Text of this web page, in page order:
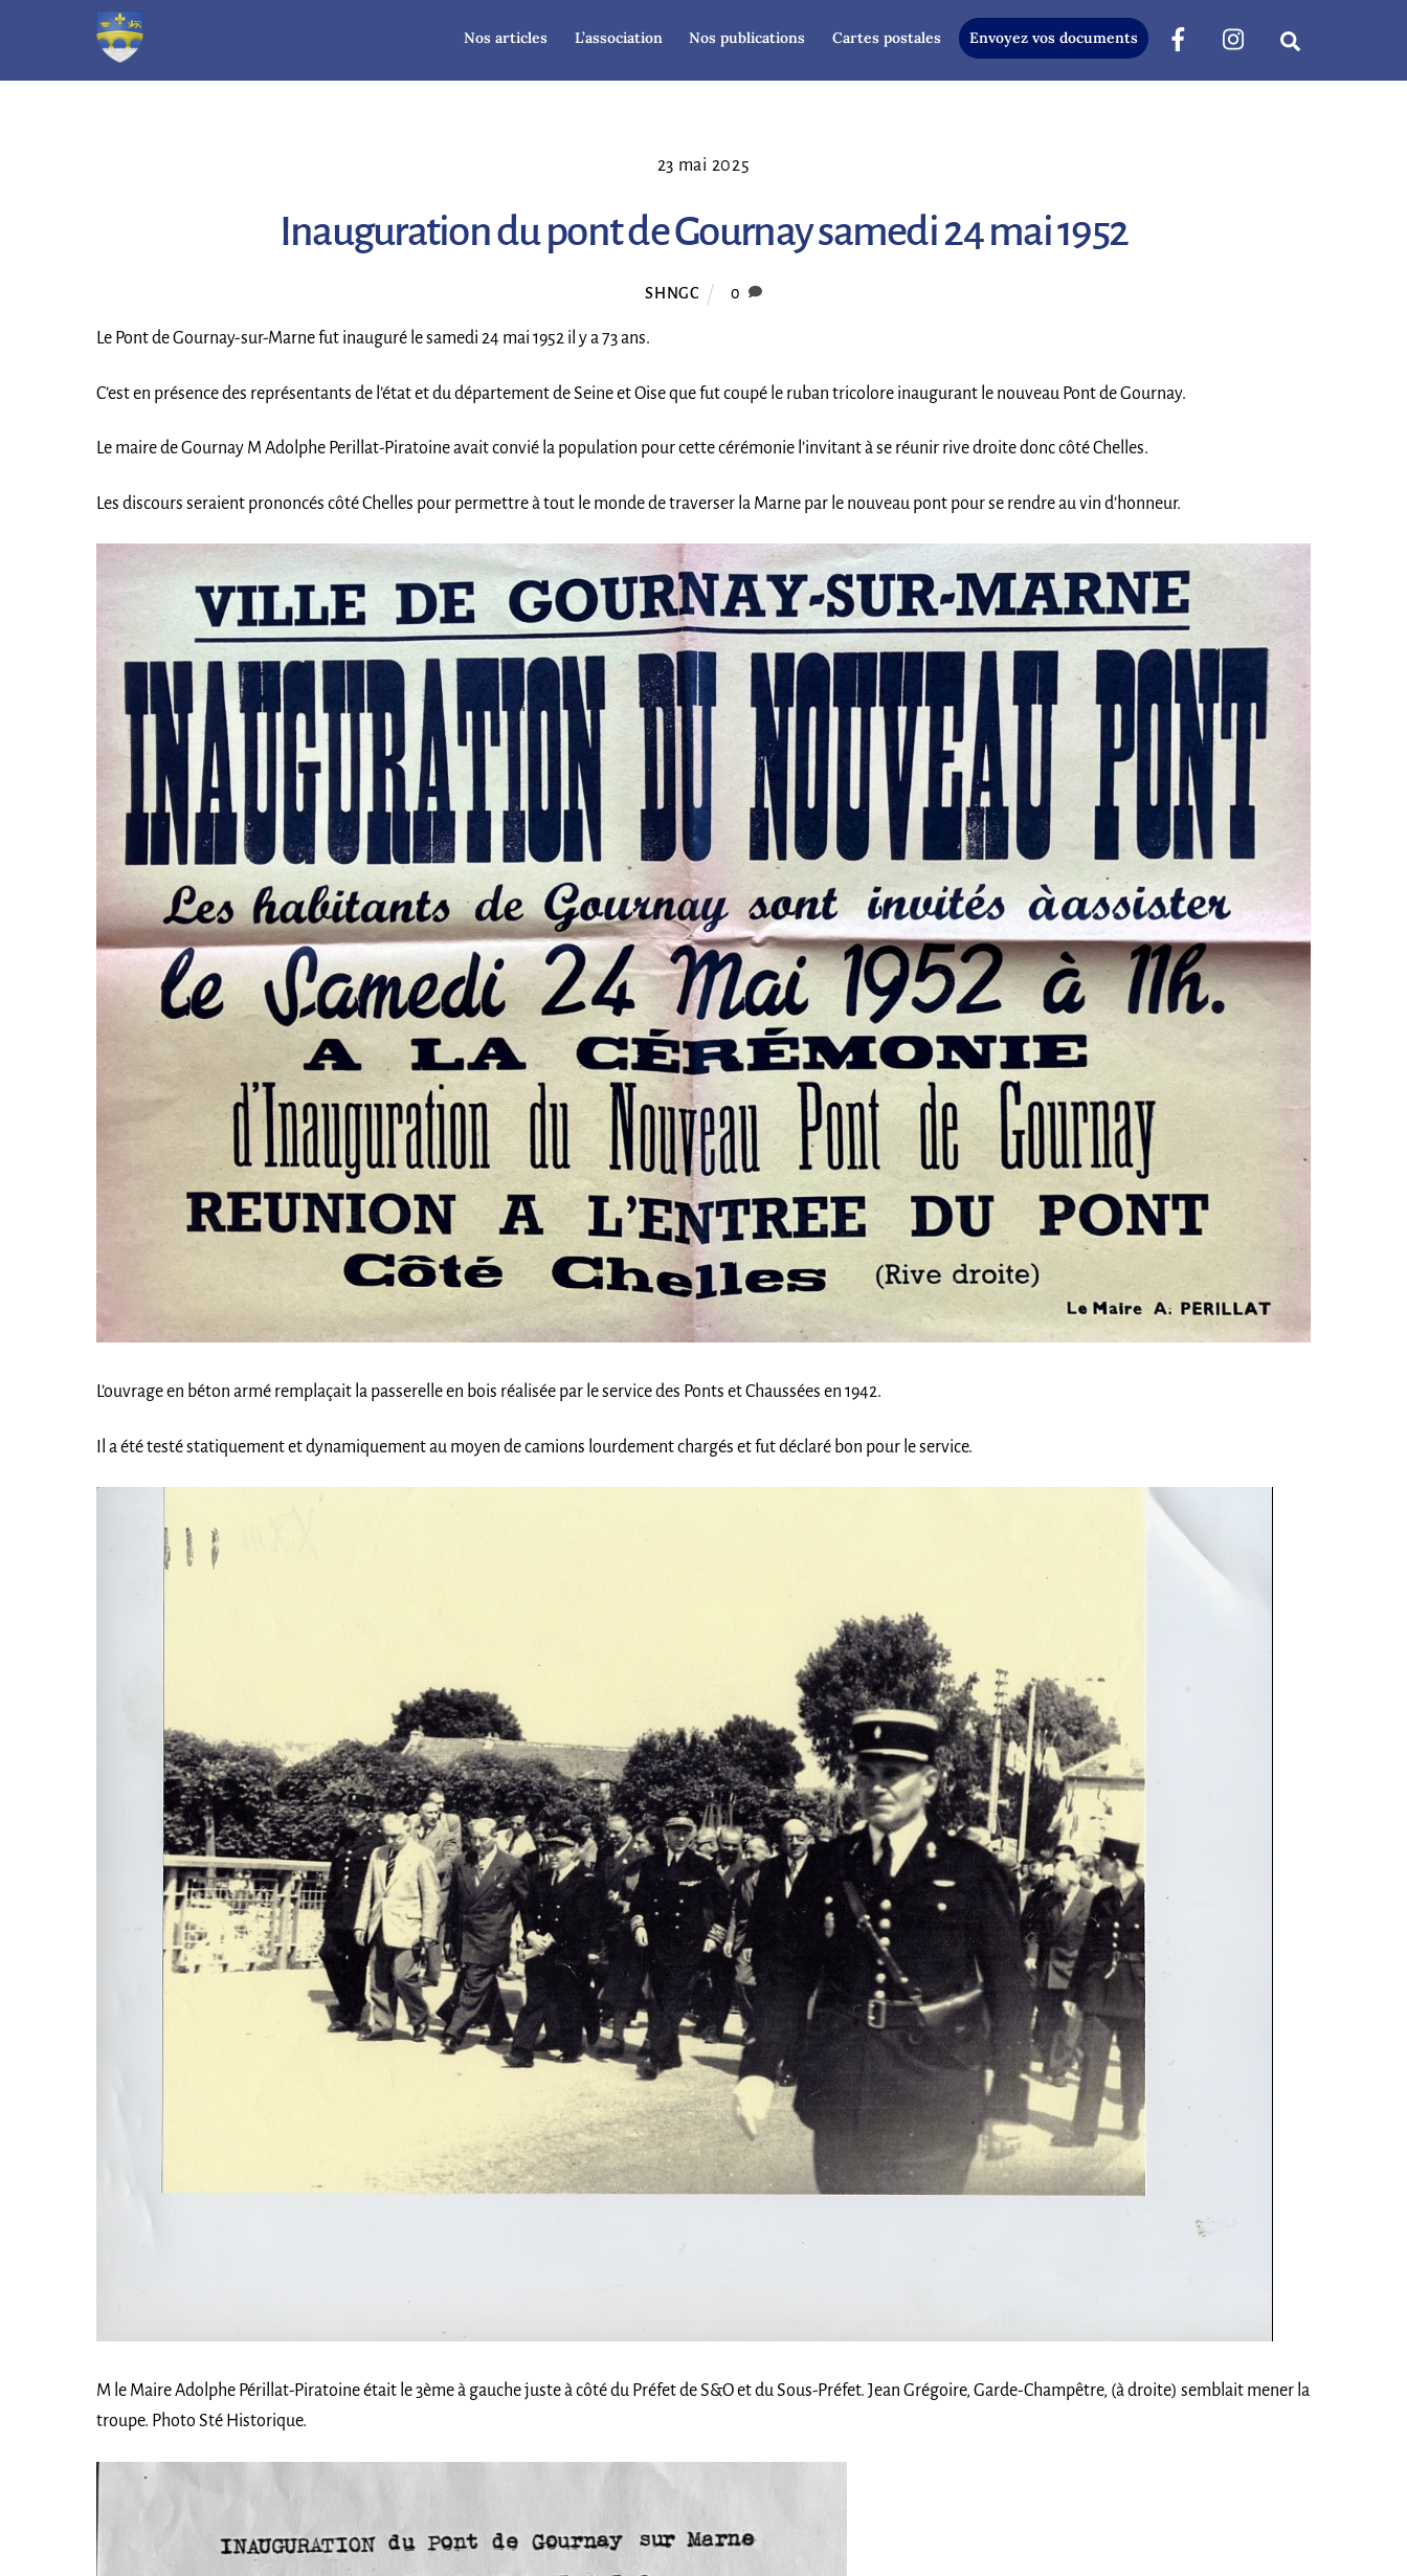
Nos articles L’association Nos publications Cartes postales Envoyez vos documents
23 mai 2025
Inauguration du pont de Gournay samedi 24 mai 1952
SHNGC 0
Le Pont de Gournay-sur-Marne fut inauguré le samedi 24 mai 1952 il y a 73 ans.
C’est en présence des représentants de l’état et du département de Seine et Oise que fut coupé le ruban tricolore inaugurant le nouveau Pont de Gournay.
Le maire de Gournay M Adolphe Perillat-Piratoine avait convié la population pour cette cérémonie l’invitant à se réunir rive droite donc côté Chelles.
Les discours seraient prononcés côté Chelles pour permettre à tout le monde de traverser la Marne par le nouveau pont pour se rendre au vin d’honneur.
L’ouvrage en béton armé remplaçait la passerelle en bois réalisée par le service des Ponts et Chaussées en 1942.
Il a été testé statiquement et dynamiquement au moyen de camions lourdement chargés et fut déclaré bon pour le service.
M le Maire Adolphe Périllat-Piratoine était le 3ème à gauche juste à côté du Préfet de S&O et du Sous-Préfet. Jean Grégoire, Garde-Champêtre, (à droite) semblait mener la
troupe. Photo Sté Historique.